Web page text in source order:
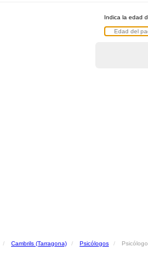
Indica la edad
Cambrils (Tarragona) Psicólogos